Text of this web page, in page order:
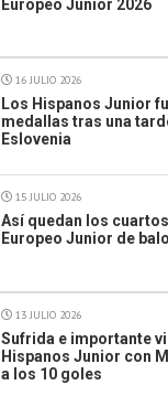
Europeo Junior 2026
16 JULIO 2026
Los Hispanos Junior
medallas tras una
Eslovenia
15 JULIO 2026
Así quedan los
Europeo Junior de
13 JULIO 2026
Sufrida e importante
Hispanos Junior con
a los 10 goles